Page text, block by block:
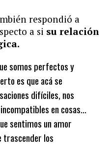
respondió a
a si su relación
somos perfectos y
es que acá se
difíciles, nos
en cosas…
sentimos un amor
trascender los